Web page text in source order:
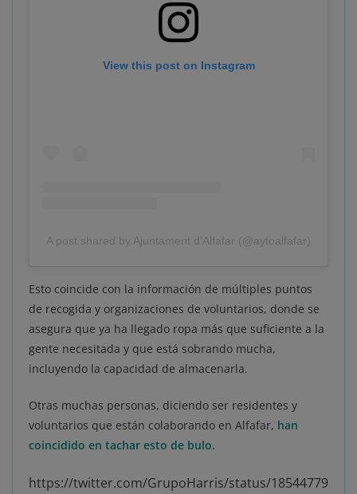
View this post on Instagram
A post shared by Ajuntament d'Alfafar (@aytoalfafar)
Esto coincide con la información de múltiples puntos
de recogida y organizaciones de voluntarios, donde se
asegura que ya ha llegado ropa más que suficiente a la
gente necesitada y que está sobrando mucha,
incluyendo la capacidad de almacenarla.
Otras muchas personas, diciendo ser residentes y
voluntarios que están colaborando en Alfafar, han
coincidido en tachar esto de bulo.
https://twitter.com/GrupoHarris/status/18544779